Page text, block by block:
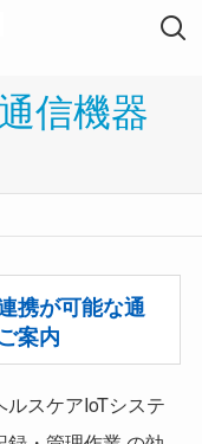
信機器
携が可能な通
案内
スケアIoTシステ